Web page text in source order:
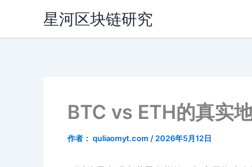
内
星河区块链研究
BTC vs ETH的真实
作者： quliaomyt.com / 2026年5月12日